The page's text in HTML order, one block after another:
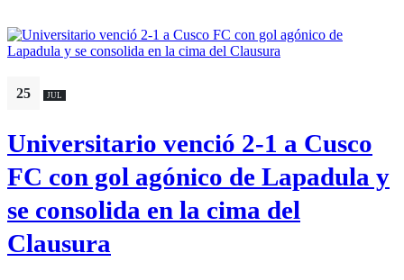
25 JUL
Universitario venció 2-1 a Cusco
FC con gol agónico de Lapadula y
se consolida en la cima del
Clausura